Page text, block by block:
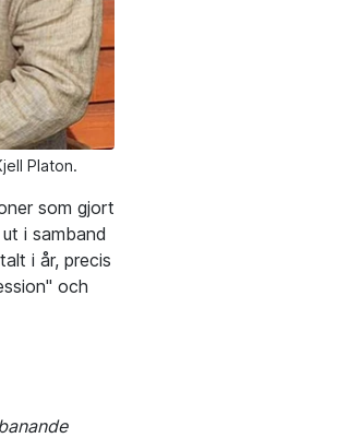
Platon.
som gjort
i samband
i år, precis
och